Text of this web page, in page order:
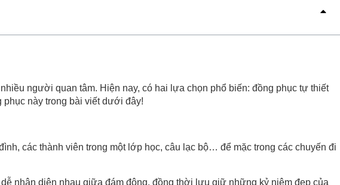
người quan tâm. Hiện nay, có hai lựa chọn phổ biến: đồng phục tự thiết
phục này trong bài viết dưới đây!
các thành viên trong một lớp học, câu lạc bộ… để mặc trong các chuyến đi
nhận diện nhau giữa đám đông, đồng thời lưu giữ những kỷ niệm đẹp của